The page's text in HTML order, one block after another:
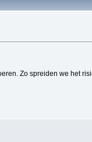
Zo spreiden we het